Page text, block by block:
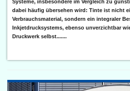
Systeme, insbesondere im Vergleich zu
dabei häufig übersehen wird: Tinte ist nicht
Verbrauchsmaterial, sondern ein integraler
Inkjetdrucksystems, ebenso unverzichtbar
Druckwerk selbst.......